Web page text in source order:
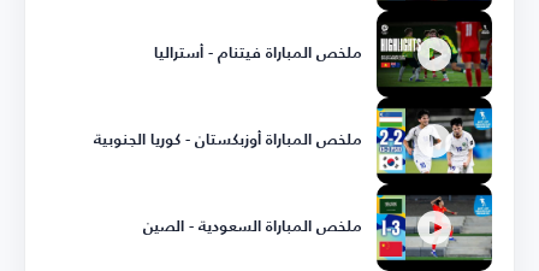
ملخص المباراة فيتنام - أستراليا
ملخص المباراة أوزبكستان - كوريا الجنوبية
ملخص المباراة السعودية - الصين